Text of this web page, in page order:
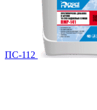
ПС-112